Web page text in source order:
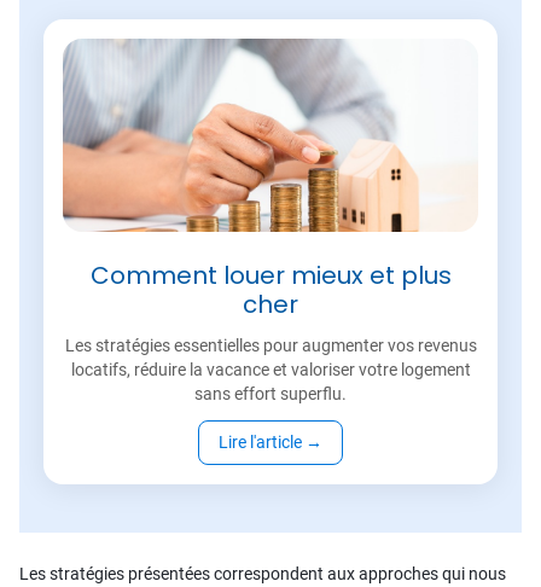
Comment louer mieux et plus
cher
Les stratégies essentielles pour augmenter vos revenus
locatifs, réduire la vacance et valoriser votre logement
sans effort superflu.
Lire l'article →
Les stratégies présentées correspondent aux approches qui nous